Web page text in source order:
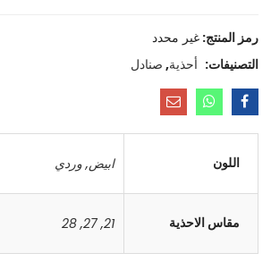
رمز المنتج:غير محدد
التصنيفات: أحذية, صنادل
اللون ابيض,وردي
مقاس الاحذية 21
,
27
,
28